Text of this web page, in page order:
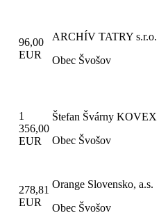
96,00
EUR
ARCHÍV TATRY s.r.o.
Obec Švošov
1
356,00
EUR
Štefan Švárny KOVEX
Obec Švošov
278,81
EUR
Orange Slovensko, a.s.
Obec Švošov